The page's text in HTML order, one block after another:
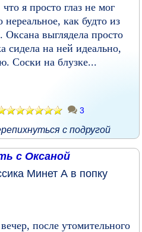
я просто глаз не мог
как будто из
выглядела просто
сидела на ней идеально,
Соски на блузке...
3
с подругой
с Оксаной
Минет А в попку
после утомительного